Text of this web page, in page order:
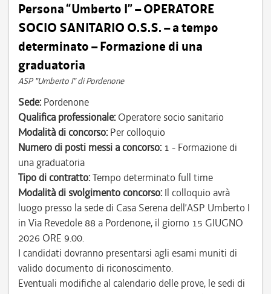
Persona “Umberto I” – OPERATORE
SOCIO SANITARIO O.S.S. – a tempo
determinato – Formazione di una
graduatoria
ASP "Umberto I" di Pordenone
Sede: Pordenone
Qualifica professionale: Operatore socio sanitario
Modalità di concorso: Per colloquio
Numero di posti messi a concorso: 1 - Formazione di
una graduatoria
Tipo di contratto:Tempo determinato full time
Modalità di svolgimento concorso: Il colloquio avrà
luogo presso la sede di Casa Serena dell’ASP Umberto I
in Via Revedole 88 a Pordenone, il giorno 15 GIUGNO
2026 ORE 9.00.
I candidati dovranno presentarsi agli esami muniti di
valido documento di riconoscimento.
Eventuali modifiche al calendario delle prove, le sedi di